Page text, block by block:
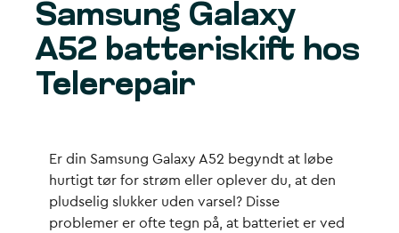
Find butik
Erhverv
Samsung Galaxy
A52 batteriskift hos
Telerepair
Er din Samsung Galaxy A52 begyndt at løbe
hurtigt tør for strøm eller oplever du, at den
pludselig slukker uden varsel? Disse
problemer er ofte tegn på, at batteriet er ved